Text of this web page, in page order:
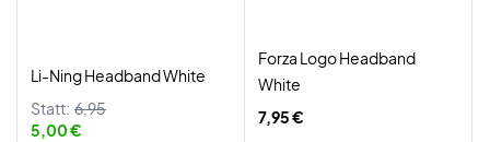
Li-Ning Headband White
Statt: 6,95
5,00 €
Forza Logo Headband
White
7,95 €